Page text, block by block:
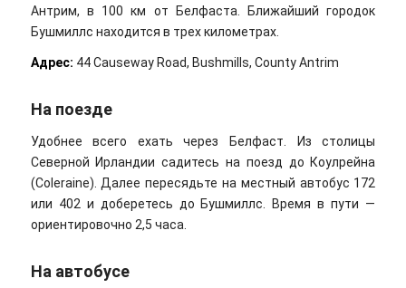
Антрим, в 100 км от Белфаста. Ближайший городок
Бушмиллс находится в трех километрах.
Адрес: 44 Causeway Road, Bushmills, County Antrim
На поезде
Удобнее всего ехать через Белфаст. Из столицы
Северной Ирландии садитесь на поезд до Коyлрейна
(Coleraine). Далее пересядьте на местный автобус 172
или 402 и доберетесь до Бушмиллс. Время в пути —
ориентировочно 2,5 часа.
На автобусе